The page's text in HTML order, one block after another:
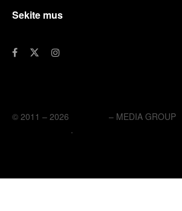
Sekite mus
© 2011 – 2026 – MEDIA GROUP
.